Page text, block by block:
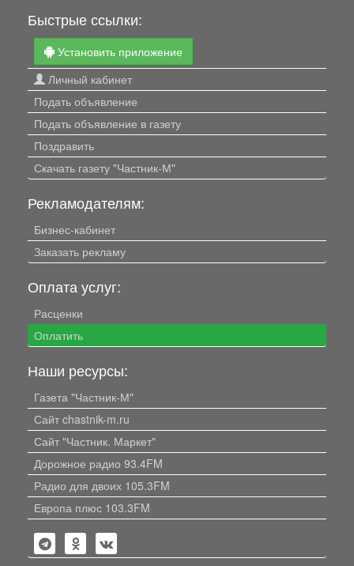
Быстрые ссылки:
Установить приложение
Личный кабинет
Подать объявление
Подать объявление в газету
Поздравить
Скачать газету "Частник-М"
Рекламодателям:
Бизнес-кабинет
Заказать рекламу
Оплата услуг:
Расценки
Оплатить
Наши ресурсы:
Газета "Частник-М"
Сайт chastnik-m.ru
Сайт "Частник. Маркет"
Дорожное радио 93.4FM
Радио для двоих 105.3FM
Европа плюс 103.3FM